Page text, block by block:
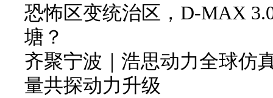
恐怖区变统治区，D-MAX
塘？
齐聚宁波｜浩思动力全球仿
量共探动力升级